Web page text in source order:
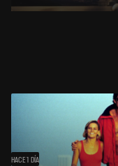
HACE 1 DÍA